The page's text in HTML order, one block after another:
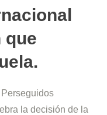
que
la decisión de la